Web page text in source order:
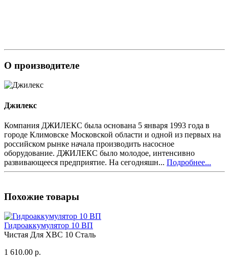
О производителе
Джилекс
Компания ДЖИЛЕКС была основана 5 января 1993 года в
городе Климовске Московской области и одной из первых на
российском рынке начала производить насосное
оборудование. ДЖИЛЕКС было молодое, интенсивно
развивающееся предприятие. На сегодняшн... Подробнее...
Похожие товары
Гидроаккумулятор 10 ВП
Чистая Для ХВС 10 Сталь
1 610.00 р.